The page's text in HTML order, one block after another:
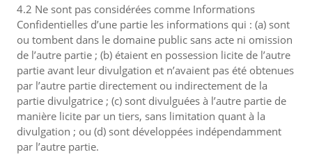
4.2 Ne sont pas considérées comme Informations
Confidentielles d’une partie les informations qui : (a) sont
ou tombent dans le domaine public sans acte ni omission
de l’autre partie ; (b) étaient en possession licite de l’autre
partie avant leur divulgation et n’avaient pas été obtenues
par l’autre partie directement ou indirectement de la
partie divulgatrice ; (c) sont divulguées à l’autre partie de
manière licite par un tiers, sans limitation quant à la
divulgation ; ou (d) sont développées indépendamment
par l’autre partie.